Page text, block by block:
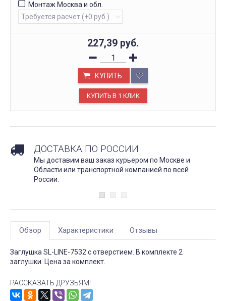
Монтаж Москва и обл.
227,39 руб.
КУПИТЬ
ДОСТАВКА ПО РОССИИ
Мы доставим ваш заказ курьером по Москве и
Области или транспортной компанией по всей
России.
Обзор Характеристики Отзывы
Заглушка SL-LINE-7532 с отверстием. В комплекте 2
заглушки. Цена за комплект.
РАССКАЗАТЬ ДРУЗЬЯМ!